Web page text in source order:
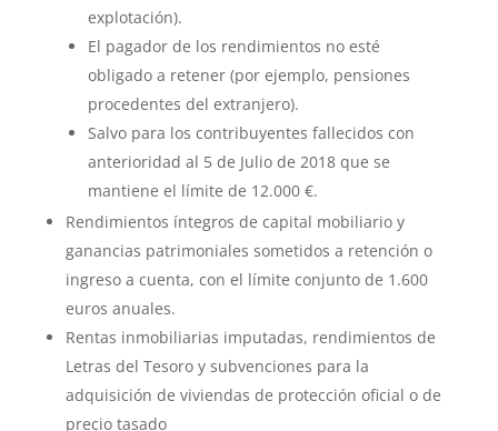
explotación).
El pagador de los rendimientos no esté
obligado a retener (por ejemplo, pensiones
procedentes del extranjero).
Salvo para los contribuyentes fallecidos con
anterioridad al 5 de Julio de 2018 que se
mantiene el límite de 12.000 €.
Rendimientos íntegros de capital mobiliario y
ganancias patrimoniales sometidos a retención o
ingreso a cuenta, con el límite conjunto de 1.600
euros anuales.
Rentas inmobiliarias imputadas, rendimientos de
Letras del Tesoro y subvenciones para la
adquisición de viviendas de protección oficial o de
precio tasado